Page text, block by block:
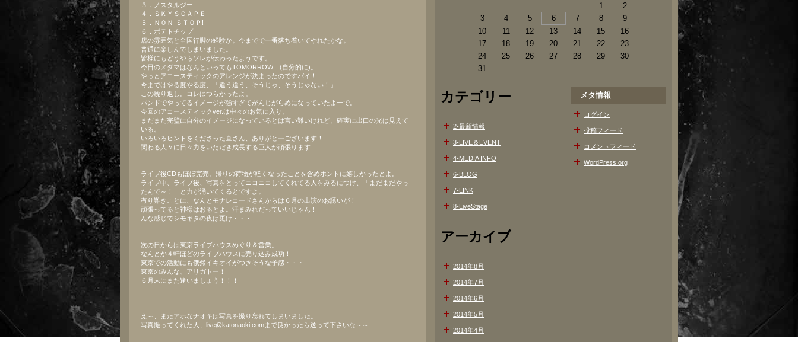
３．ノスタルジー
４．ＳＫＹＳＣＡＰＥ
５．ＮＯＮ-ＳＴＯＰ!
６．ポテトチップ
店の雰囲気と全国行脚の経験か。今までで一番落ち着いてやれたかな。
普通に楽しんでしまいました。
皆様にもどうやらソレが伝わったようです。
今日のメダマはなんといってもTOMORROW (自分的に)。
やっとアコースティックのアレンジが決まったのですバイ！
今まではやる度やる度、「違う違う、そうじゃ、そうじゃない！」
この繰り返し。コレはつらかったよ。
バンドでやってるイメージが強すぎてがんじがらめになっていたよーで。
今回のアコースティックver.は中々のお気に入り。
まだまだ完璧に自分のイメージになっているとは言い難いけれど、確実に出口の光は見えて
いる。
いろいろヒントをくださった直さん、ありがとーございます！
関わる人々に日々力をいただき成長する巨人が頑張ります
ライブ後CDもほぼ完売。帰りの荷物が軽くなったことを含めホントに嬉しかったとよ。
ライブ中、ライブ後、写真をとってニコニコしてくれてる人をみるにつけ、「まだまだやっ
たんで～！」と力が涌いてくるとですよ。
有り難きことに、なんとモナレコードさんからは６月の出演のお誘いが！
頑張ってると神様はおるとよ。汗まみれだっていいじゃん！
んな感じでシモキタの夜は更け・・・
次の日からは東京ライブハウスめぐり＆営業。
なんとか４軒ほどのライブハウスに売り込み成功！
東京での活動にも俄然イキオイがつきそうな予感・・・
東京のみんな、アリガトー！
６月末にまた逢いましょう！！！
え～、またアホなナオキは写真を撮り忘れてしまいました。
写真撮ってくれた人、live@katonaoki.comまで良かったら送って下さいな～～
1
2
3
4 5 6 7 8
9
10
11 12 13 14 15
16
17
18 19 20 21 22
23
24
25 26 27 28 29
30
31
カテゴリー
2-最新情報
3-LIVE＆EVENT
4-MEDIA INFO
6-BLOG
7-LINK
8-LiveStage
アーカイブ
2014年8月
2014年7月
2014年6月
2014年5月
2014年4月
メタ情報
ログイン
投稿フィード
コメントフィード
WordPress.org